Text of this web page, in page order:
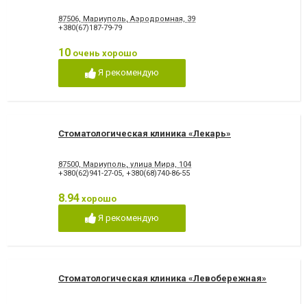
87506, Мариуполь, Аэродромная, 39
+380(67)187-79-79
10 очень хорошо
Я рекомендую
Стоматологическая клиника «Лекарь»
87500, Мариуполь, улица Мира, 104
+380(62)941-27-05, +380(68)740-86-55
8.94 хорошо
Я рекомендую
Стоматологическая клиника «Левобережная»